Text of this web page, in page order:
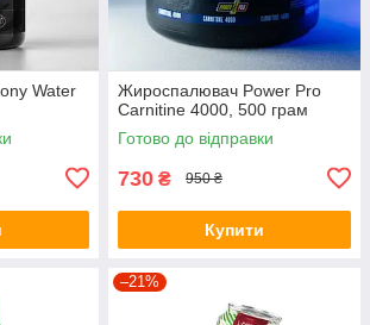
Water
Жироспалювач Power Pro
Carnitine 4000, 500 грам
Готово до відправки
730 ₴ 950 ₴
Купити
–21%